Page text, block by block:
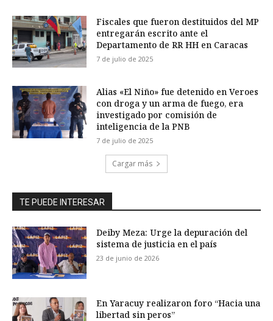
Fiscales que fueron destituidos del MP
entregarán escrito ante el
Departamento de RR HH en Caracas
7 de julio de 2025
Alias «El Niño» fue detenido en Veroes
con droga y un arma de fuego, era
investigado por comisión de
inteligencia de la PNB
7 de julio de 2025
Cargar más
TE PUEDE INTERESAR
Deiby Meza: Urge la depuración del
sistema de justicia en el país
23 de junio de 2026
En Yaracuy realizaron foro “Hacia una
libertad sin peros”